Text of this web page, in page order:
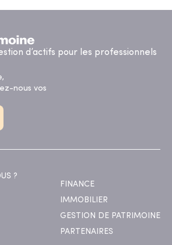
d’actifs pour les professionnels
nous vos
?
FINANCE
IMMOBILIER
GESTION DE PATRIMOINE
PARTENAIRES